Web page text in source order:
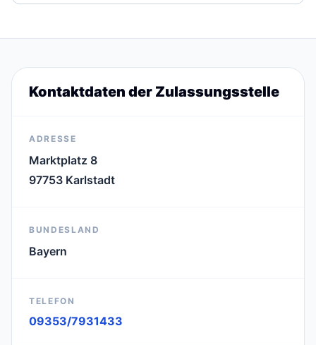
Kontaktdaten der Zulassungsstelle
ADRESSE
Marktplatz 8
97753 Karlstadt
BUNDESLAND
Bayern
TELEFON
09353/7931433